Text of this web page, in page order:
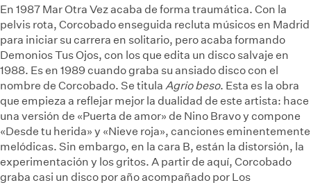
En 1987 Mar Otra Vez acaba de forma traumática. Con la
pelvis rota, Corcobado enseguida recluta músicos en Madrid
para iniciar su carrera en solitario, pero acaba formando
Demonios Tus Ojos, con los que edita un disco salvaje en
1988. Es en 1989 cuando graba su ansiado disco con el
nombre de Corcobado. Se titula Agrio beso. Esta es la obra
que empieza a reflejar mejor la dualidad de este artista: hace
una versión de «Puerta de amor» de Nino Bravo y compone
«Desde tu herida» y «Nieve roja», canciones eminentemente
melódicas. Sin embargo, en la cara B, están la distorsión, la
experimentación y los gritos. A partir de aquí, Corcobado
graba casi un disco por año acompañado por Los